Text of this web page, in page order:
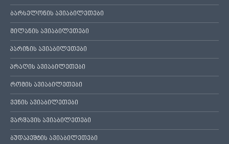
ბარსელონის ავიაბილეთები
მილანის ავიაბილეთები
პარიზის ავიაბილეთები
პრაღის ავიაბილეთები
რომის ავიაბილეთები
ვენის ავიაბილეთები
ვარშავის ავიაბილეთები
ბუდაპეშტის ავიაბილეთები